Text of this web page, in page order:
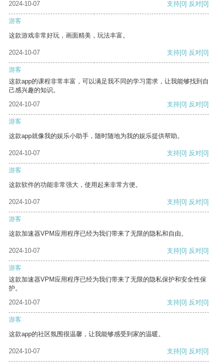
2024-10-07 支持[0] 反对[0]
游客
这款游戏非常好玩，画面精美，玩法丰富。
2024-10-07 支持[0] 反对[0]
游客
这款app的课程非常丰富，可以满足我不同的学习需求，让我能够找到自
己感兴趣的知识。
2024-10-07
支持[0] 反对[0]
游客
这款app就像我的娱乐小助手，随时随地为我的娱乐提供帮助。
2024-10-07 支持[0] 反对[0]
游客
这款软件的功能非常强大，使用起来非常方便。
2024-10-07 支持[0] 反对[0]
游客
这款加速器VPM应用程序已经为我们带来了无限的隐私和自由。
2024-10-07 支持[0] 反对[0]
游客
这款加速器VPM应用程序已经为我们带来了无限的隐私保护和安全性保
护。
2024-10-07
支持[0] 反对[0]
游客
这款app的社区氛围很温馨，让我能够感受到家的温暖。
2024-10-07 支持[0] 反对[0]